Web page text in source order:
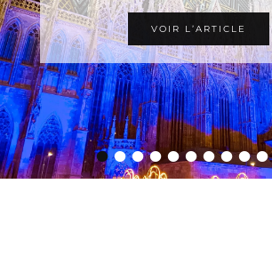
••••••••••
VOIR L’ARTICLE